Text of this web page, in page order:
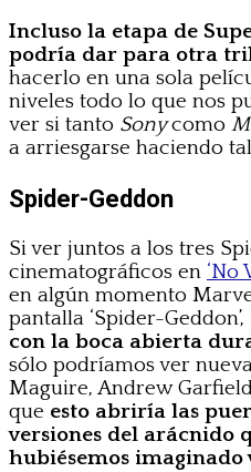
Incluso la etapa de
podría dar para otra
hacerlo en una sola
niveles todo lo que nos
ver si tanto Sonycomo
a arriesgarse haciendo
Spider-Geddon
Si ver juntos a los tres
cinematográficos en ‘No
en algún momento
pantalla ‘Spider-Geddon’,
con la boca abierta
sólo podríamos ver
Maguire, Andrew
que esto abriría las
versiones del arácnido
hubiésemos imaginado